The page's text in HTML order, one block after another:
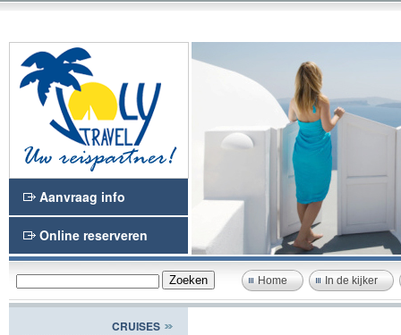
Aanvraag info
Online reserveren
Home In de kijker
CRUISES